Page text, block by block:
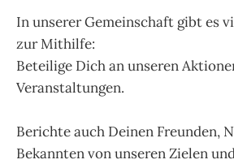
In unserer Gemeinschaft gibt es
zur Mithilfe:
Beteilige Dich an unseren
Veranstaltungen.
Berichte auch Deinen Freunden,
Bekannten von unseren Zielen